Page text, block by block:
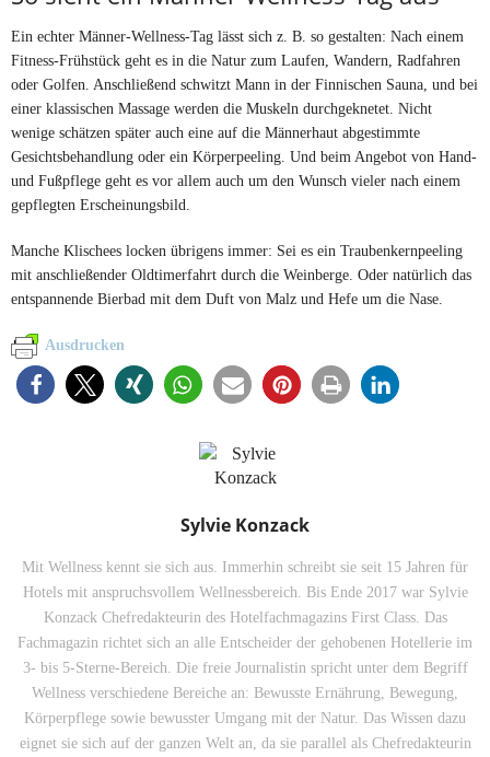
Ein echter Männer-Wellness-Tag lässt sich z. B. so gestalten: Nach einem
Fitness-Frühstück geht es in die Natur zum Laufen, Wandern, Radfahren
oder Golfen. Anschließend schwitzt Mann in der Finnischen Sauna, und bei
einer klassischen Massage werden die Muskeln durchgeknetet. Nicht
wenige schätzen später auch eine auf die Männerhaut abgestimmte
Gesichtsbehandlung oder ein Körperpeeling. Und beim Angebot von Hand-
und Fußpflege geht es vor allem auch um den Wunsch vieler nach einem
gepflegten Erscheinungsbild.
Manche Klischees locken übrigens immer: Sei es ein Traubenkernpeeling
mit anschließender Oldtimerfahrt durch die Weinberge. Oder natürlich das
entspannende Bierbad mit dem Duft von Malz und Hefe um die Nase.
Ausdrucken
Sylvie Konzack
Mit Wellness kennt sie sich aus. Immerhin schreibt sie seit 15 Jahren für
Hotels mit anspruchsvollem Wellnessbereich. Bis Ende 2017 war Sylvie
Konzack Chefredakteurin des Hotelfachmagazins First Class. Das
Fachmagazin richtet sich an alle Entscheider der gehobenen Hotellerie im
3- bis 5-Sterne-Bereich. Die freie Journalistin spricht unter dem Begriff
Wellness verschiedene Bereiche an: Bewusste Ernährung, Bewegung,
Körperpflege sowie bewusster Umgang mit der Natur. Das Wissen dazu
eignet sie sich auf der ganzen Welt an, da sie parallel als Chefredakteurin